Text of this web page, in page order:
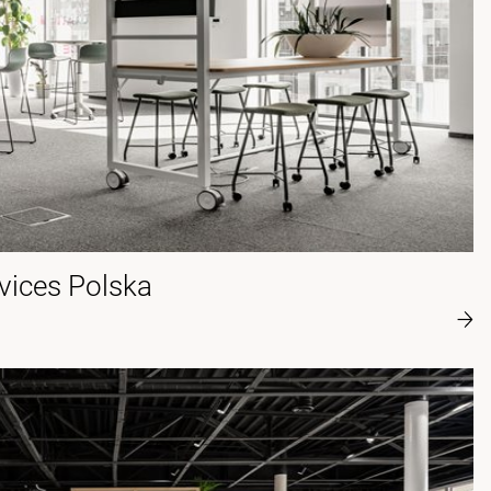
Polska